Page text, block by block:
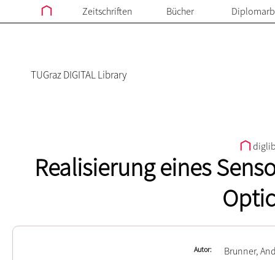
Zeitschriften Bücher
TUGraz DIGITAL Library
Realisierung eines
Autor Brunner,